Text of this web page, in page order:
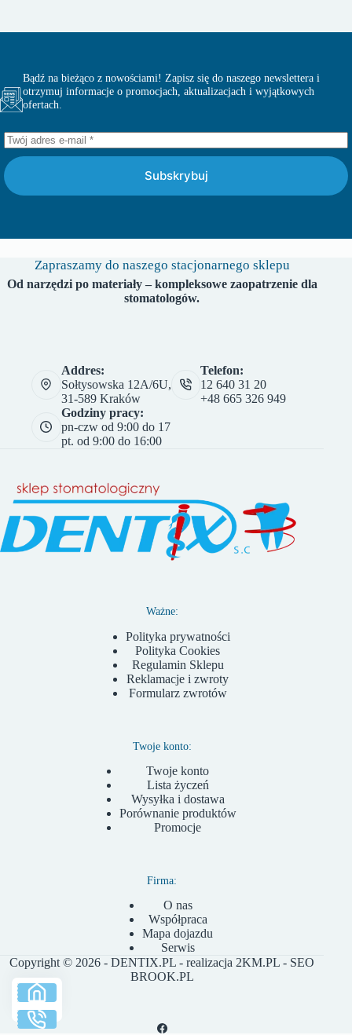
Bądź na bieżąco z nowościami! Zapisz się do naszego newslettera i
otrzymuj informacje o promocjach, aktualizacjach i wyjątkowych
ofertach.
Subskrybuj
Zapraszamy do naszego stacjonarnego sklepu
Od narzędzi po materiały – kompleksowe zaopatrzenie dla
stomatologów.
Addres:
Sołtysowska 12A/6U,
31-589 Kraków
Telefon:
12 640 31 20
+48 665 326 949
Godziny pracy:
pn-czw od 9:00 do 17
pt. od 9:00 do 16:00
Ważne:
Polityka prywatności
Polityka Cookies
Regulamin Sklepu
Reklamacje i zwroty
Formularz zwrotów
Twoje konto:
Twoje konto
Lista życzeń
Wysyłka i dostawa
Porównanie produktów
Promocje
Firma:
O nas
Współpraca
Mapa dojazdu
Serwis
Copyright © 2026 - DENTIX.PL - realizacja 2KM.PL - SEO
BROOK.PL